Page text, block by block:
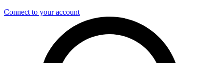
Connect to your account